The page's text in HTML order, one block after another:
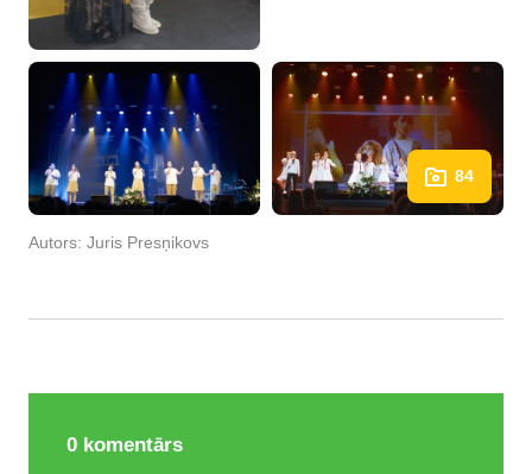
84
Autors: Juris Presņikovs
0 komentārs